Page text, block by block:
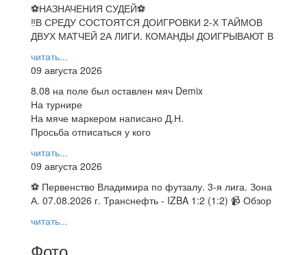
⚽НАЗНАЧЕНИЯ СУДЕЙ⚽
‼В СРЕДУ СОСТОЯТСЯ ДОИГРОВКИ 2-Х ТАЙМОВ
ДВУХ МАТЧЕЙ 2А ЛИГИ. КОМАНДЫ ДОИГРЫВАЮТ В
читать...
09 августа 2026
8.08 на поле был оставлен мяч Demix
На турнире
На мяче маркером написано Д.Н.
Просьба отписаться у кого
читать...
09 августа 2026
⚽ Первенство Владимира по футзалу. 3-я лига. Зона
А. 07.08.2026 г. Транснефть - IZBA 1:2 (1:2) 📹 Обзор
читать...